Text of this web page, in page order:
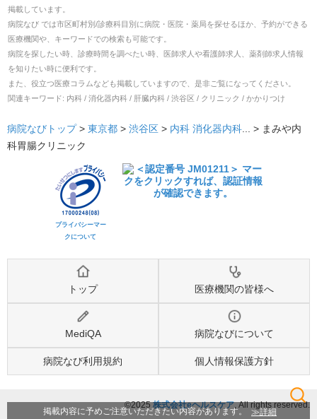
検索
掲載しています。
病院なび では市区町村別/診療科目別に病院・医院・薬局を探せるほか、予約ができる
医療機関や、キーワードでの検索も可能です。
病院を探したい時、診療時間を調べたい時、医師求人や看護師求人、薬剤師求人情報
を知りたい時に便利です。
また、役立つ医療コラムなども掲載していますので、是非ご覧になってください。
関連キーワード: 内科 / 消化器内科 / 肝臓内科 / 渋谷区 / クリニック / かかりつけ
掲載内容に予めご注意いただきたい内容があります。 詳細
病院なびトップ > 東京都 > 渋谷区 > 内科 消化器内科 ... > まみや内
科胃腸クリニック
プライバシーマー
クについて
トップ 医療機関の皆様へ
MediQA 病院なびについて
病院なび利用規約 個人情報保護方針
©2025 株式会社eヘルスケア, All rights reserved.